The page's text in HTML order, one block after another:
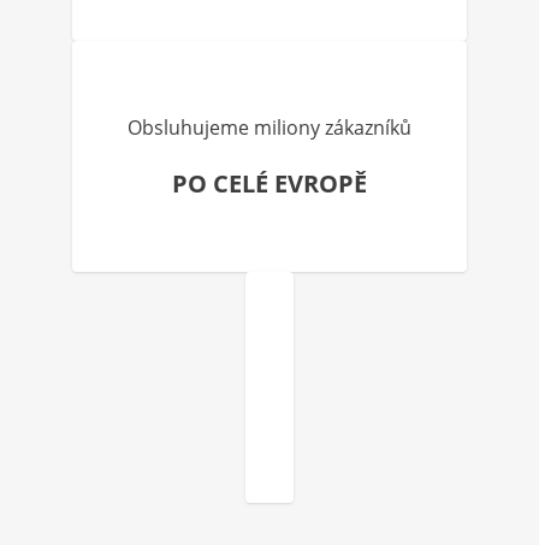
Obsluhujeme miliony zákazníků
PO CELÉ EVROPĚ